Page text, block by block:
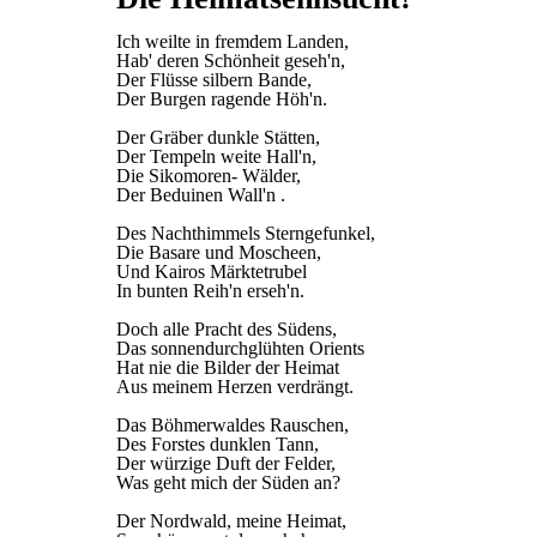
Ich weilte in fremdem Landen,
Hab' deren Schönheit geseh'n,
Der Flüsse silbern Bande,
Der Burgen ragende Höh'n.
Der Gräber dunkle Stätten,
Der Tempeln weite Hall'n,
Die Sikomoren- Wälder,
Der Beduinen Wall'n .
Des Nachthimmels Sterngefunkel,
Die Basare und Moscheen,
Und Kairos Märktetrubel
In bunten Reih'n erseh'n.
Doch alle Pracht des Südens,
Das sonnendurchglühten Orients
Hat nie die Bilder der Heimat
Aus meinem Herzen verdrängt.
Das Böhmerwaldes Rauschen,
Des Forstes dunklen Tann,
Der würzige Duft der Felder,
Was geht mich der Süden an?
Der Nordwald, meine Heimat,